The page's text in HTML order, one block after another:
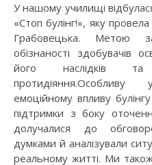
У нашому училищі відбулася пізнавальна лекція на тему
«Стоп булінг!», яку
Грабовецька. Метою
обізнаності здобувачів
його наслідків та
емоційному впливу
підтримки з боку
долучалися до
думками й аналізували
реальному житті. Ми